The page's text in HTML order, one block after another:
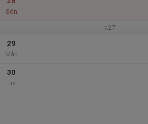
Sön
v.27
29
Mån
30
Tis